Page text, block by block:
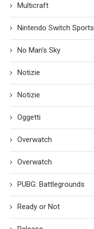
Multicraft
Nintendo Switch Sports
No Man's Sky
Notizie
Notizie
Oggetti
Overwatch
Overwatch
PUBG: Battlegrounds
Ready or Not